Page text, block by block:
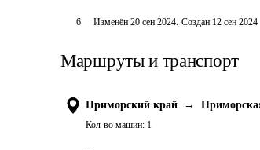
6 Изменён 20 сен 2024. Создан 12 сен 2024
Маршруты и транспорт
Приморский край →
Кол-во машин: 1